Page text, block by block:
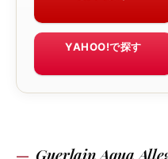
YAHOO!で探す
Guerlain Aqua